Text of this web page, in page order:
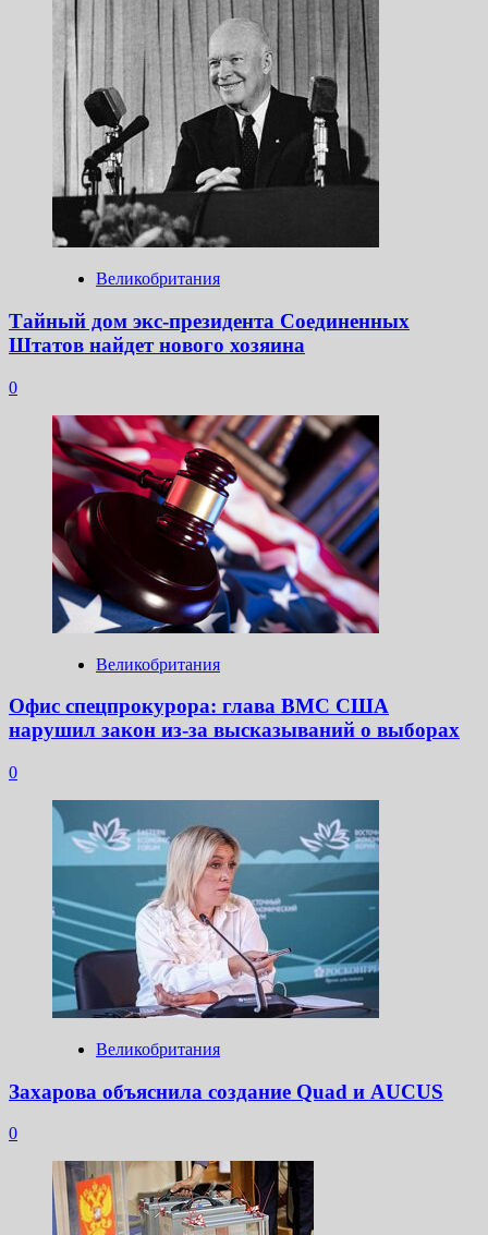
Великобритания
Тайный дом экс-президента Соединенных
Штатов найдет нового хозяина
0
Великобритания
Офис спецпрокурора: глава ВМС США
нарушил закон из-за высказываний о выборах
0
Великобритания
Захарова объяснила создание Quad и AUCUS
0